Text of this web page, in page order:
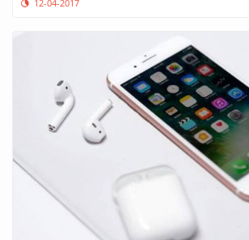
12-04-2017